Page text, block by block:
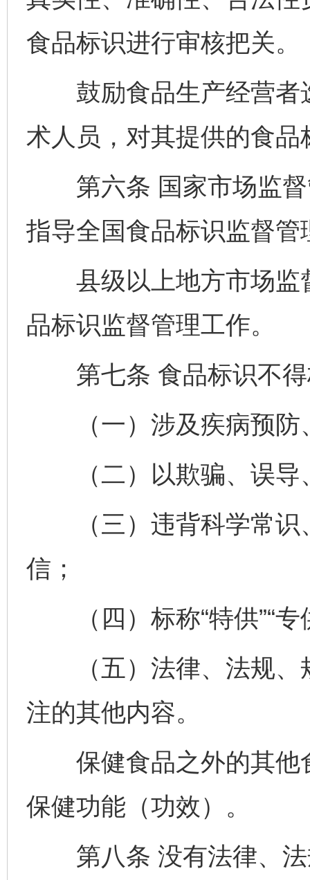
食品标识进行审核把关。
鼓励食品生产经营者
术人员，对其提供的食
第六条 国家市场监督
指导全国食品标识监督管
县级以上地方市场监
品标识监督管理工作。
第七条 食品标识不得
（一）涉及疾病预防
（二）以欺骗、误导
（三）违背科学常识
信；
（四）标称“特供”“专
（五）法律、法规、
注的其他内容。
保健食品之外的其他
保健功能（功效）。
第八条 没有法律、法